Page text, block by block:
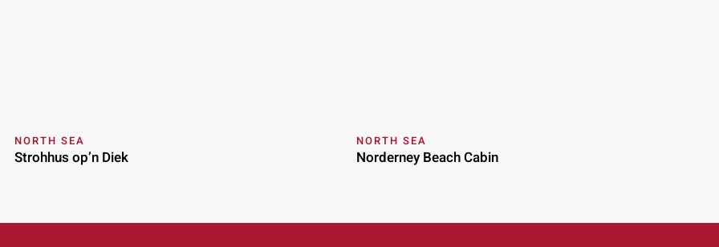
NORTH SEA
Strohhus op’n Diek
NORTH SEA
Norderney Beach Cabin